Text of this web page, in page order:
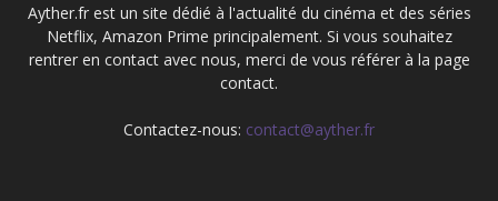
Ayther.fr est un site dédié à l'actualité du cinéma et des séries
Netflix, Amazon Prime principalement. Si vous souhaitez
rentrer en contact avec nous, merci de vous référer à la page
contact.
Contactez-nous: contact@ayther.fr